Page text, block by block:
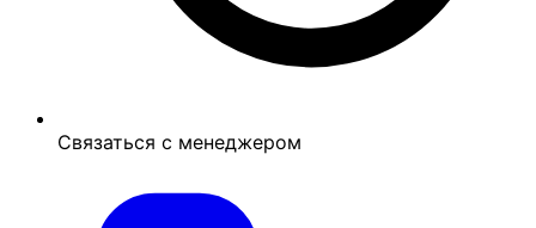
Связаться с менеджером